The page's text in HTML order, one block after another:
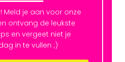
Meld je aan voor onze
ontvang de leukste
en vergeet niet je
in te vullen ;)